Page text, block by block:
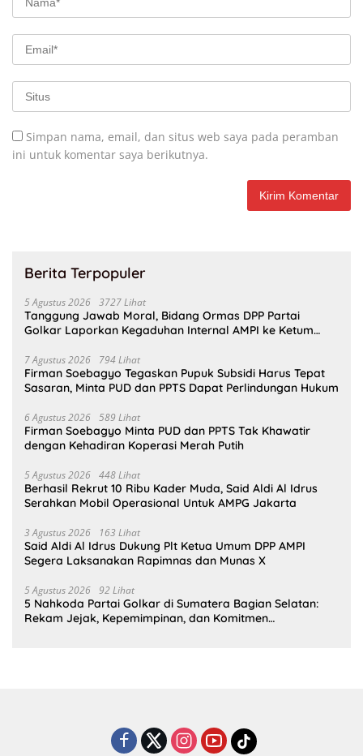
Simpan nama, email, dan situs web saya pada peramban
ini untuk komentar saya berikutnya.
Berita Terpopuler
5 Agustus 2026 3727 Lihat
Tanggung Jawab Moral, Bidang Ormas DPP Partai
Golkar Laporkan Kegaduhan Internal AMPI ke Ketum
7 Agustus 2026 794 Lihat
Firman Soebagyo Tegaskan Pupuk Subsidi Harus Tepat
Sasaran, Minta PUD dan PPTS Dapat Perlindungan Hukum
6 Agustus 2026 589 Lihat
Firman Soebagyo Minta PUD dan PPTS Tak Khawatir
dengan Kehadiran Koperasi Merah Putih
5 Agustus 2026 448 Lihat
Berhasil Rekrut 10 Ribu Kader Muda, Said Aldi Al Idrus
Serahkan Mobil Operasional Untuk AMPG Jakarta
3 Agustus 2026 163 Lihat
Said Aldi Al Idrus Dukung Plt Ketua Umum DPP AMPI
Segera Laksanakan Rapimnas dan Munas X
5 Agustus 2026 92 Lihat
5 Nahkoda Partai Golkar di Sumatera Bagian Selatan:
Rekam Jejak, Kepemimpinan, dan Komitmen